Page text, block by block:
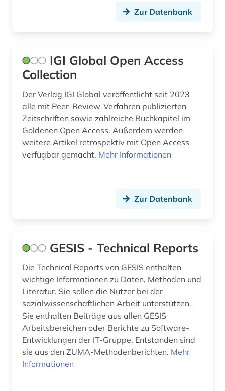
Zur Datenbank
IGI Global Open Access
Collection
Der Verlag IGI Global veröffentlicht seit 2023
alle mit Peer-Review-Verfahren publizierten
Zeitschriften sowie zahlreiche Buchkapitel im
Goldenen Open Access. Außerdem werden
weitere Artikel retrospektiv mit Open Access
verfügbar gemacht. Mehr Informationen
Zur Datenbank
GESIS - Technical Reports
Die Technical Reports von GESIS enthalten
wichtige Informationen zu Daten, Methoden und
Literatur. Sie sollen die Nutzer bei der
sozialwissenschaftlichen Arbeit unterstützen.
Sie enthalten Beiträge aus allen GESIS
Arbeitsbereichen oder Berichte zu Software-
Entwicklungen der IT-Gruppe. Entstanden sind
sie aus den ZUMA-Methodenberichten. Mehr
Informationen